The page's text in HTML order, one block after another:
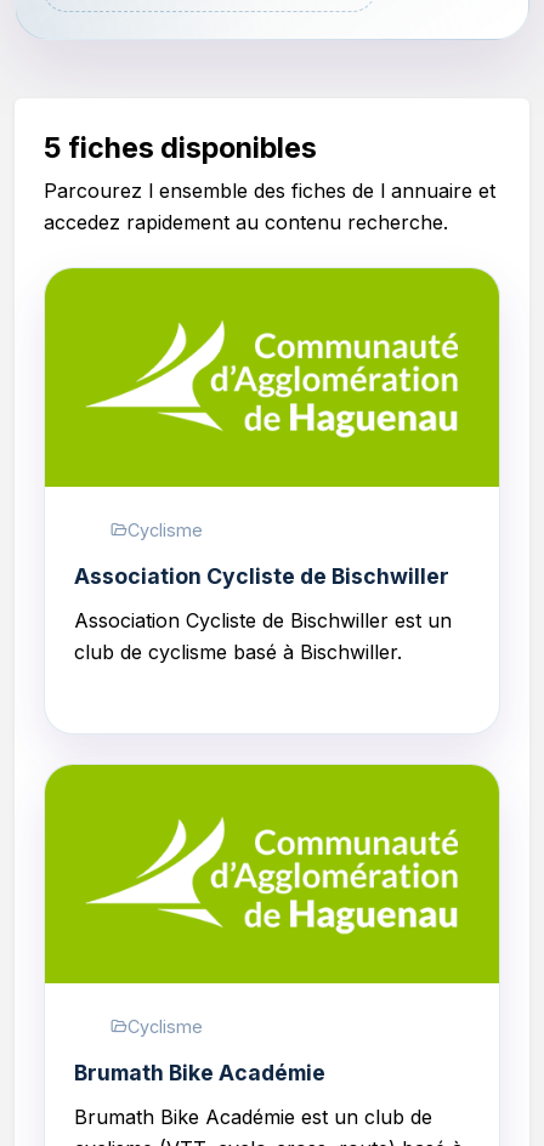
5 fiches disponibles
Parcourez l ensemble des fiches de l annuaire et
accedez rapidement au contenu recherche.
Cyclisme
Association Cycliste de Bischwiller
Association Cycliste de Bischwiller est un
club de cyclisme basé à Bischwiller.
Cyclisme
Brumath Bike Académie
Brumath Bike Académie est un club de